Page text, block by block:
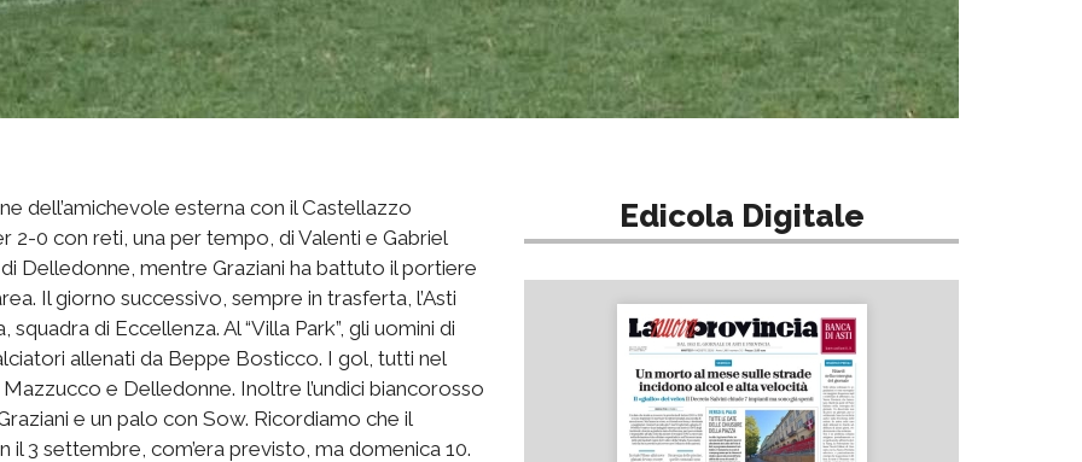
dell’amichevole esterna con il Castellazzo
2-0 con reti, una per tempo, di Valenti e Gabriel
Delledonne, mentre Graziani ha battuto il portiere
Il giorno successivo, sempre in trasferta, l’Asti
di Eccellenza. Al “Villa Park”, gli uomini di
allenati da Beppe Bosticco. I gol, tutti nel
e Delledonne. Inoltre l’undici biancorosso
e un palo con Sow. Ricordiamo che il
3 settembre, com’era previsto, ma domenica 10.
Edicola Digitale